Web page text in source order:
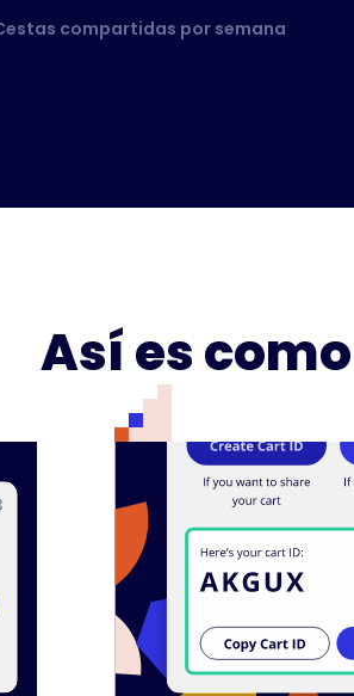
compartidas por semana
Así es